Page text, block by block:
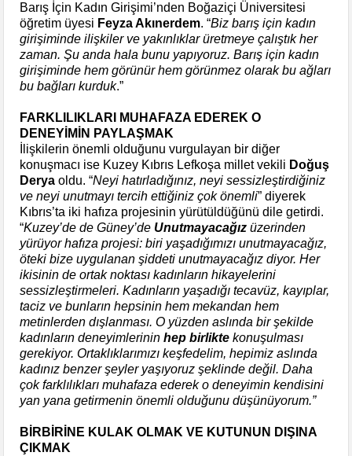
Barış İçin Kadın Girişimi’nden Boğaziçi Üniversitesi
öğretim üyesi Feyza Akınerdem. “Biz barış için kadın
girişiminde ilişkiler ve yakınlıklar üretmeye çalıştık her
zaman. Şu anda hala bunu yapıyoruz. Barış için kadın
girişiminde hem görünür hem görünmez olarak bu ağları
bu bağları kurduk.”
FARKLILIKLARI MUHAFAZA EDEREK O
DENEYİMİN PAYLAŞMAK
İlişkilerin önemli olduğunu vurgulayan bir diğer
konuşmacı ise Kuzey Kıbrıs Lefkoşa millet vekili Doğuş
Derya oldu. “Neyi hatırladığınız, neyi sessizleştirdiğiniz
ve neyi unutmayı tercih ettiğiniz çok önemli” diyerek
Kıbrıs’ta iki hafıza projesinin yürütüldüğünü dile getirdi.
“Kuzey’de de Güney’de Unutmayacağızüzerinden
yürüyor hafıza projesi: biri yaşadığımızı unutmayacağız,
öteki bize uygulanan şiddeti unutmayacağız diyor. Her
ikisinin de ortak noktası kadınların hikayelerini
sessizleştirmeleri. Kadınların yaşadığı tecavüz, kayıplar,
taciz ve bunların hepsinin hem mekandan hem
metinlerden dışlanması. O yüzden aslında bir şekilde
kadınların deneyimlerininhep birlikte konuşulması
gerekiyor. Ortaklıklarımızı keşfedelim, hepimiz aslında
kadınız benzer şeyler yaşıyoruz şeklinde değil. Daha
çok farklılıkları muhafaza ederek o deneyimin kendisini
yan yana getirmenin önemli olduğunu düşünüyorum.”
BİRBİRİNE KULAK OLMAK VE KUTUNUN DIŞINA
ÇIKMAK